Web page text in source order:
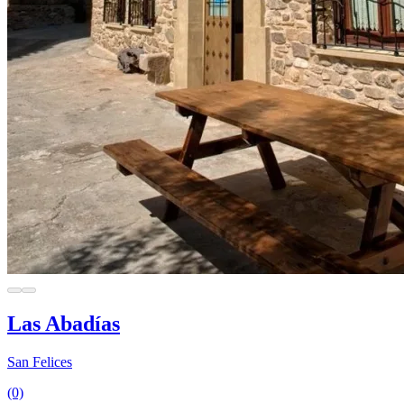
Las Abadías
San Felices
(0)